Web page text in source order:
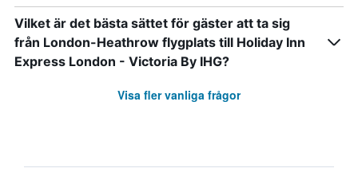
Vilket är det bästa sättet för gäster att ta sig
från London-Heathrow flygplats till Holiday Inn
Express London - Victoria By IHG?
Visa fler vanliga frågor